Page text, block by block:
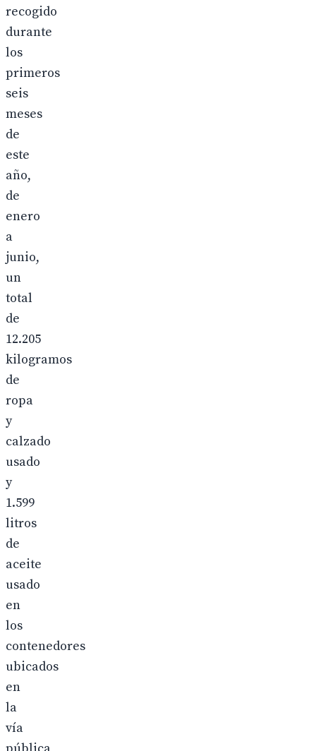
recogido
durante
los
primeros
seis
meses
de
este
año,
de
enero
a
junio,
un
total
de
12.205
kilogramos
de
ropa
y
calzado
usado
y
1.599
litros
de
aceite
usado
en
los
contenedores
ubicados
en
la
vía